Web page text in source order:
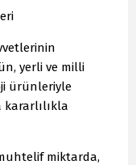
yerli ve milli
ürünleriyle
kararlılıkla
miktarda,